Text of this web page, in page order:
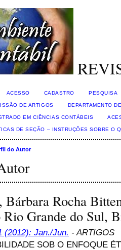
ACESSO CADASTRO PESQUISA
DE ARTIGOS DEPARTAMENTO
EM CIÊNCIAS CONTÁBEIS
DE SEÇÃO – INSTRUÇÕES SOBRE O
do Autor
Bárbara Rocha
Rio Grande do Sul,
(2012): Jan./Jun. - ARTIGOS
SOB O ENFOQUE